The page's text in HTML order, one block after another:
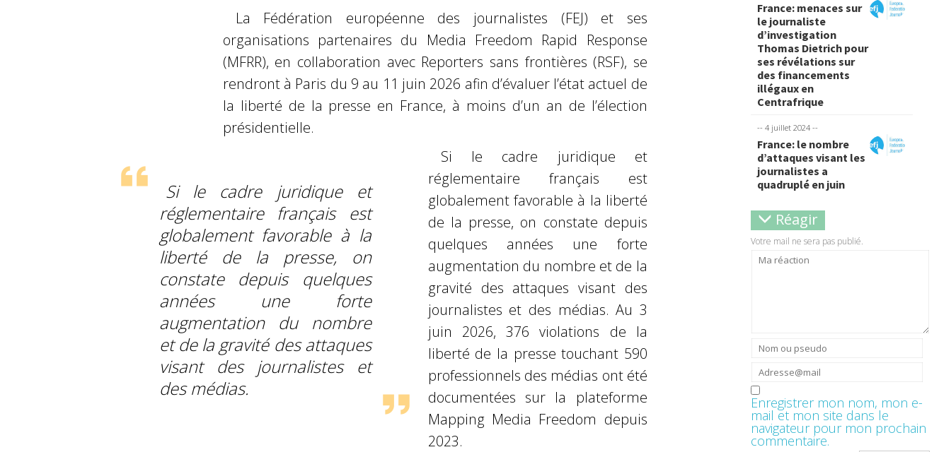
La Fédération européenne des journalistes (FEJ) et ses
organisations partenaires du Media Freedom Rapid Response
(MFRR), en collaboration avec Reporters sans frontières (RSF), se
rendront à Paris du 9 au 11 juin 2026 afin d’évaluer l’état actuel de
la liberté de la presse en France, à moins d’un an de l’élection
présidentielle.
Si le cadre juridique et
réglementaire français est
globalement favorable à la
liberté de la presse, on
constate depuis quelques
années une forte
augmentation du nombre
et de la gravité des attaques
visant des journalistes et
des médias.
Si le cadre juridique et
réglementaire français est
globalement favorable à la liberté
de la presse, on constate depuis
quelques années une forte
augmentation du nombre et de la
gravité des attaques visant des
journalistes et des médias. Au 3
juin 2026, 376 violations de la
liberté de la presse touchant 590
professionnels des médias ont été
documentées sur la plateforme
Mapping Media Freedom depuis
2023.
France: menaces sur
le journaliste
d’investigation
Thomas Dietrich pour
ses révélations sur
des financements
illégaux en
Centrafrique
-- 4 juillet 2024 --
France: le nombre
d’attaques visant les
journalistes a
quadruplé en juin
Réagir
Votre mail ne sera pas publié.
Enregistrer mon nom, mon e-
mail et mon site dans le
navigateur pour mon prochain
commentaire.